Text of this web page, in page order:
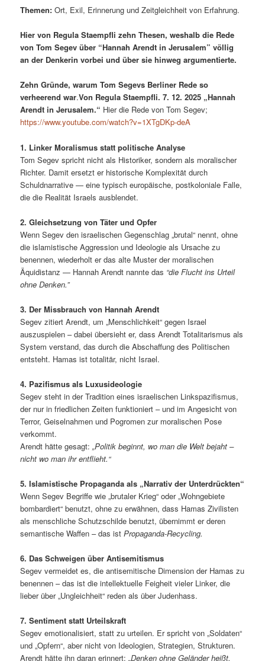
Themen: Ort, Exil, Erinnerung und Zeitgleichheit von Erfahrung.
Hier von Regula Staempfli zehn Thesen, weshalb die Rede
von Tom Segev über “Hannah Arendt in Jerusalem” völlig
an der Denkerin vorbei und über sie hinweg argumentierte.
Zehn Gründe, warum Tom Segevs Berliner Rede so
verheerend war.Von Regula Staempfli. 7. 12. 2025 „Hannah
Arendt in Jerusalem.“ Hier die Rede von Tom Segev;
https://www.youtube.com/watch?v=1XTgDKp-deA
1. Linker Moralismus statt politische Analyse
Tom Segev spricht nicht als Historiker, sondern als moralischer
Richter. Damit ersetzt er historische Komplexität durch
Schuldnarrative — eine typisch europäische, postkoloniale Falle,
die die Realität Israels ausblendet.
2. Gleichsetzung von Täter und Opfer
Wenn Segev den israelischen Gegenschlag „brutal“ nennt, ohne
die islamistische Aggression und Ideologie als Ursache zu
benennen, wiederholt er das alte Muster der moralischen
Äquidistanz — Hannah Arendt nannte das “die Flucht ins Urteil
ohne Denken.”
3. Der Missbrauch von Hannah Arendt
Segev zitiert Arendt, um „Menschlichkeit“ gegen Israel
auszuspielen – dabei übersieht er, dass Arendt Totalitarismus als
System verstand, das durch die Abschaffung des Politischen
entsteht. Hamas ist totalitär, nicht Israel.
4. Pazifismus als Luxusideologie
Segev steht in der Tradition eines israelischen Linkspazifismus,
der nur in friedlichen Zeiten funktioniert – und im Angesicht von
Terror, Geiselnahmen und Pogromen zur moralischen Pose
verkommt.
Arendt hätte gesagt:„Politik beginnt, wo man die Welt bejaht –
nicht wo man ihr entflieht.“
5. Islamistische Propaganda als „Narrativ der Unterdrückten“
Wenn Segev Begriffe wie „brutaler Krieg“ oder „Wohngebiete
bombardiert“ benutzt, ohne zu erwähnen, dass Hamas Zivilisten
als menschliche Schutzschilde benutzt, übernimmt er deren
semantische Waffen – das istPropaganda-Recycling.
6. Das Schweigen über Antisemitismus
Segev vermeidet es, die antisemitische Dimension der Hamas zu
benennen – das ist die intellektuelle Feigheit vieler Linker, die
lieber über „Ungleichheit“ reden als über Judenhass.
7. Sentiment statt Urteilskraft
Segev emotionalisiert, statt zu urteilen. Er spricht von „Soldaten“
und „Opfern“, aber nicht von Ideologien, Strategien, Strukturen.
Arendt hätte ihn daran erinnert:„Denken ohne Geländer heißt,